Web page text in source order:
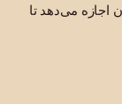
اجازه می‌دهد تا